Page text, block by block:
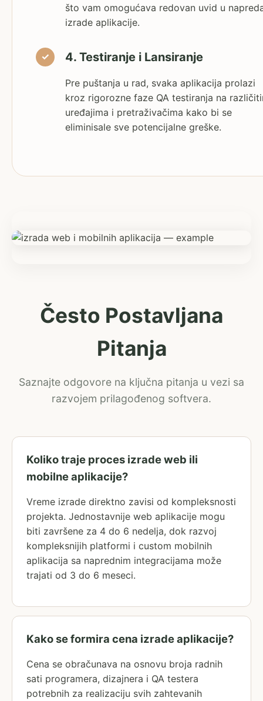
što vam omogućava redovan uvid u
izrade aplikacije.
4. Testiranje i Lansiranje
Pre puštanja u rad, svaka aplikacija prolazi
kroz rigorozne faze QA testiranja na
uređajima i pretraživačima kako bi se
eliminisale sve potencijalne greške.
Često Postavljana
Pitanja
Saznajte odgovore na ključna pitanja u vezi sa
razvojem prilagođenog softvera.
Koliko traje proces izrade web ili
mobilne aplikacije?
Vreme izrade direktno zavisi od kompleksnosti
projekta. Jednostavnije web aplikacije mogu
biti završene za 4 do 6 nedelja, dok razvoj
kompleksnijih platformi i custom mobilnih
aplikacija sa naprednim integracijama može
trajati od 3 do 6 meseci.
Kako se formira cena izrade aplikacije?
Cena se obračunava na osnovu broja radnih
sati programera, dizajnera i QA testera
potrebnih za realizaciju svih zahtevanih